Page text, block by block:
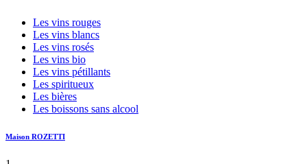
Les vins rouges
Les vins blancs
Les vins rosés
Les vins bio
Les vins pétillants
Les spiritueux
Les bières
Les boissons sans alcool
Maison ROZETTI